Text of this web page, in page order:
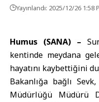
Yayınlandı: 2025/12/26 1:58
Humus (SANA) –
kentinde meydana
hayatını kaybettiğini
Bakanlığa bağlı
Müdürlüğü Müdürü